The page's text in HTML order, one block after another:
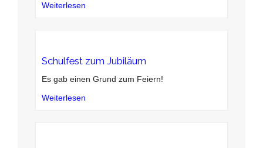
Weiterlesen
Schulfest zum Jubiläum
Es gab einen Grund zum Feiern!
Weiterlesen